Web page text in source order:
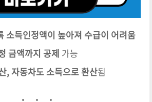
소득인정액이 높아져 수급이 어려움
금액까지 공제 가능
, 자동차도 소득으로 환산됨